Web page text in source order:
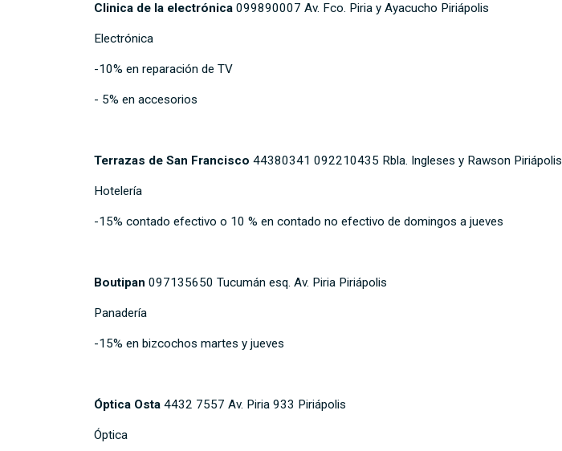
Clinica de la electrónica 099890007 Av. Fco. Piria y Ayacucho Piriápolis
Electrónica
-10% en reparación de TV
- 5% en accesorios
Terrazas de San Francisco 44380341 092210435 Rbla. Ingleses y Rawson Piriápolis
Hotelería
-15% contado efectivo o 10 % en contado no efectivo de domingos a jueves
Boutipan 097135650 Tucumán esq. Av. Piria Piriápolis
Panadería
-15% en bizcochos martes y jueves
Óptica Osta 4432 7557 Av. Piria 933 Piriápolis
Óptica